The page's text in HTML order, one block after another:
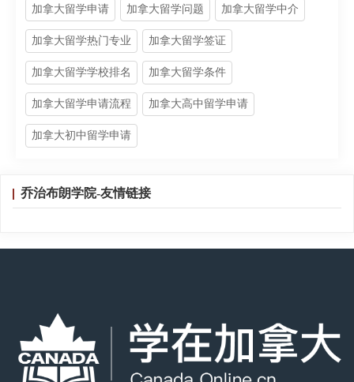
加拿大留学申请 加拿大留学问题 加拿大留学中介
加拿大留学热门专业 加拿大留学签证
加拿大留学学校排名 加拿大留学条件
加拿大留学申请流程 加拿大高中留学申请
加拿大初中留学申请
乔治布朗学院-友情链接